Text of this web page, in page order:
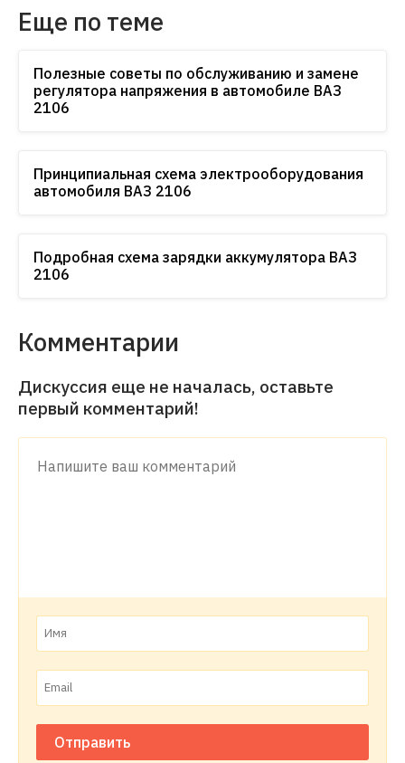
Еще по теме
Полезные советы по обслуживанию и замене
регулятора напряжения в автомобиле ВАЗ
2106
Принципиальная схема электрооборудования
автомобиля ВАЗ 2106
Подробная схема зарядки аккумулятора ВАЗ
2106
Комментарии
Дискуссия еще не началась, оставьте
первый комментарий!
Отправить